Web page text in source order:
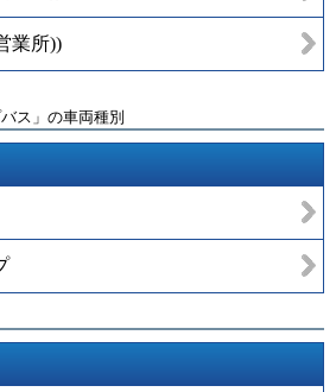
業所))
ス」の車両種別